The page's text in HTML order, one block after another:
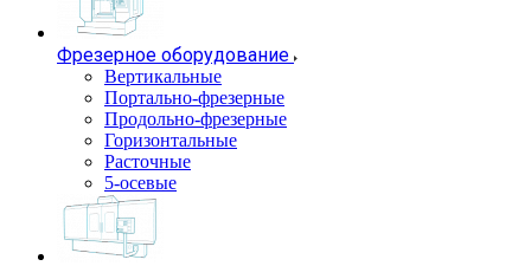
Фрезерное оборудование
Вертикальные
Портально-фрезерные
Продольно-фрезерные
Горизонтальные
Расточные
5-осевые